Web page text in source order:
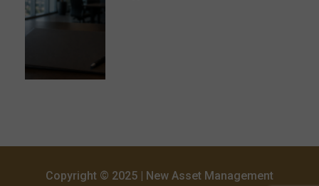
Copyright © 2025 | New Asset Management